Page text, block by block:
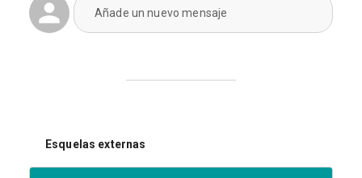
Añade un nuevo mensaje
Esquelas externas